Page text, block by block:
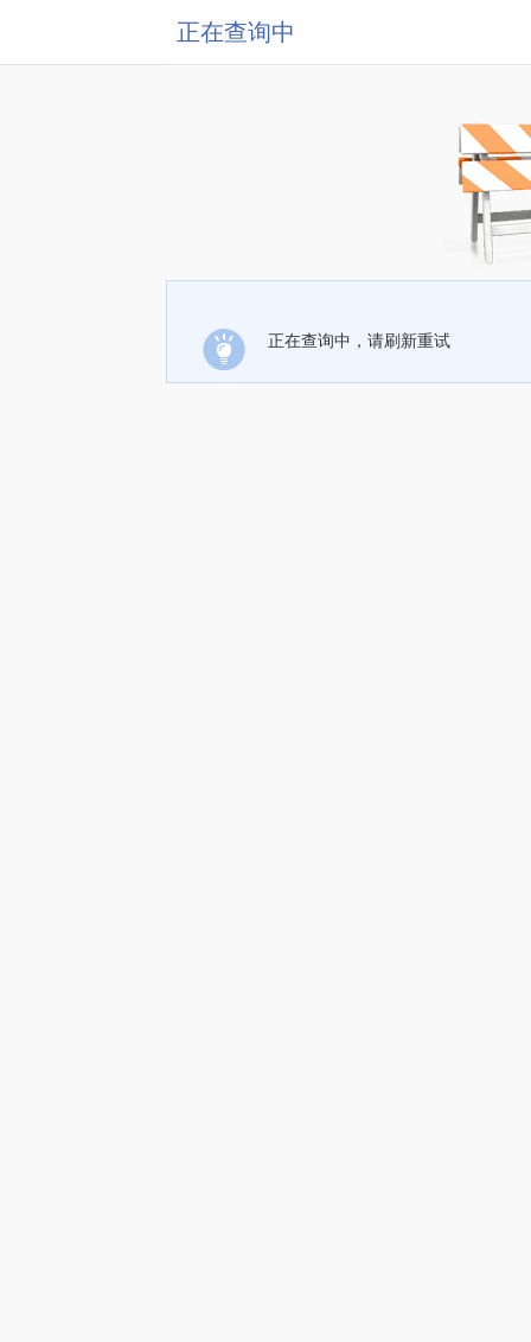
正在查询中
正在查询中，请刷新重试